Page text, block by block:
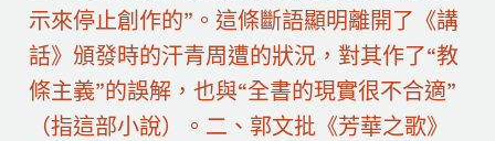
示來停止創作的”。這條斷語顯明離開了《講
話》頒發時的汗青周遭的狀況，對其作了“教
條主義”的誤解，也與“全書的現實很不合適”
（指這部小說）。二、郭文批《芳華之歌》